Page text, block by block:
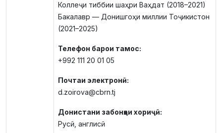
Коллеҷи тиббии шаҳри Ваҳдат (2018–2021)
Бакалавр — Донишгоҳи миллии Тоҷикистон
(2021–2025)
Телефон барои тамос:
+992 111 20 01 05
Почтаи электронӣ:
d.zoirova@cbrn.tj
Донистани забонҳои хориҷӣ:
Русӣ, англисӣ